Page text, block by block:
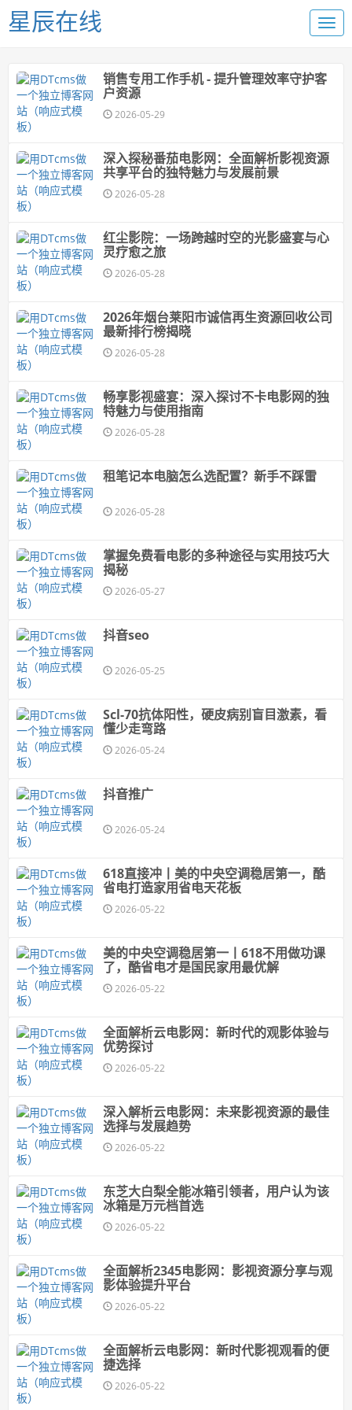
星辰在线
销售专用工作手机 - 提升管理效率守护客
户资源
2026-05-29
深入探秘番茄电影网：全面解析影视资源
共享平台的独特魅力与发展前景
2026-05-28
红尘影院：一场跨越时空的光影盛宴与心
灵疗愈之旅
2026-05-28
2026年烟台莱阳市诚信再生资源回收公司
最新排行榜揭晓
2026-05-28
畅享影视盛宴：深入探讨不卡电影网的独
特魅力与使用指南
2026-05-28
租笔记本电脑怎么选配置？新手不踩雷
2026-05-28
掌握免费看电影的多种途径与实用技巧大
揭秘
2026-05-27
抖音seo
2026-05-25
Scl-70抗体阳性，硬皮病别盲目激素，看
懂少走弯路
2026-05-24
抖音推广
2026-05-24
618直接冲丨美的中央空调稳居第一，酷
省电打造家用省电天花板
2026-05-22
美的中央空调稳居第一丨618不用做功课
了，酷省电才是国民家用最优解
2026-05-22
全面解析云电影网：新时代的观影体验与
优势探讨
2026-05-22
深入解析云电影网：未来影视资源的最佳
选择与发展趋势
2026-05-22
东芝大白梨全能冰箱引领者，用户认为该
冰箱是万元档首选
2026-05-22
全面解析2345电影网：影视资源分享与观
影体验提升平台
2026-05-22
全面解析云电影网：新时代影视观看的便
捷选择
2026-05-22